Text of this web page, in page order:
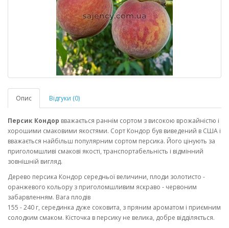
Опис Відгуки (0)
Персик Кондор вважається раннім сортом з високою врожайністю і
хорошими смаковими якостями. Сорт Кондор був виведений в США і
вважається найбільш популярним сортом персика. Його цінують за
приголомшливі смакові якості, транспортабельність і відмінний
зовнішній вигляд.
Дерево персика Кондор середньої величини, плоди золотисто -
оранжевого кольору з приголомшливим яскраво - червоним
забарвленням. Вага плодів
155 - 240 г, серединка дуже соковита, з пряним ароматом і приємним
солодким смаком. Кісточка в персику не велика, добре відділяється.